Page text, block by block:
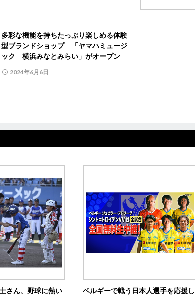
多彩な機能を持ちたっぷり楽しめる体験
型ブランドショップ 「ヤマハミュージ
ック 横浜みなとみらい」がオープン
2024年6月6日
さん、野球に熱い
ベルギーで戦う日本人選手を応援し